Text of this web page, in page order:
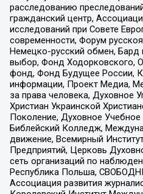
расследованию
гражданский центр,
исследований при Совете
современности, Форум
Немецко-русский обмен, Бард
выбор, Фонд Ходорковского,
фонд, Фонд Будущее России,
информации, Проект Медиа,
за права человека, Духовное
Христиан Украинской
Поколение, Духовное
Библейский Колледж,
движение, Всемирный
Предприятий, Церковь
сеть организаций по
Республика Польша,
Ассоциация развития